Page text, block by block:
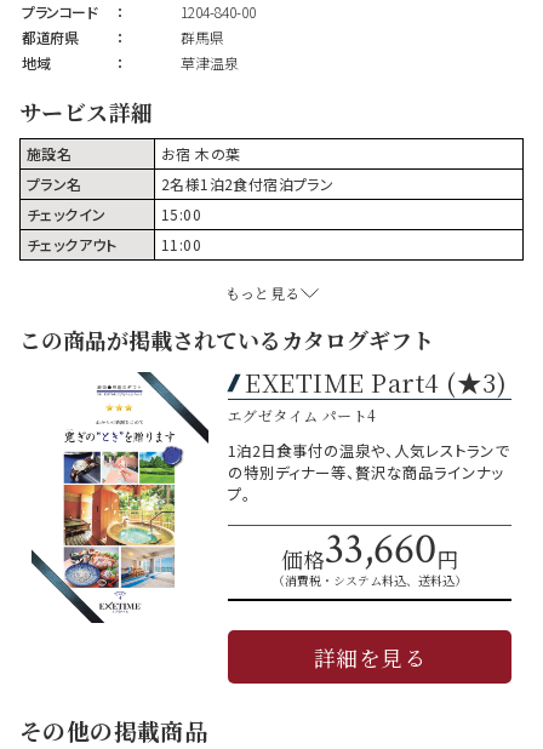
プランコード
：
1204-840-00
都道府県
：
群馬県
地域
： 草津温泉
サービス詳細
施設名
お宿 木の葉
プラン名
2名様1泊2食付宿泊プラン
チェックイン
15:00
チェックアウト
11:00
もっと見る
この商品が掲載されているカタログギフト
EXETIME Part4 (★3)
エグゼタイム パート4
1泊2日食事付の温泉や、人気レストランで
の特別ディナー等、贅沢な商品ラインナッ
プ。
価格33,660円
（消費税・システム料込、送料込）
詳細を見る
その他の掲載商品